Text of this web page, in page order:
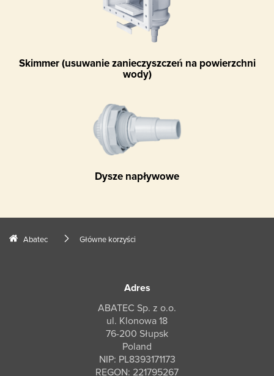
Skimmer (usuwanie zanieczyszczeń na powierzchni
wody)
Dysze napływowe
Abatec Główne korzyści
Adres
ABATEC Sp. z o.o.
ul. Klonowa 18
76-200 Słupsk
Poland
NIP: PL8393171173
REGON: 221795267